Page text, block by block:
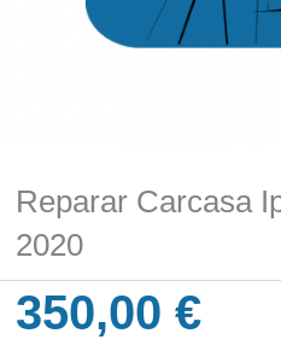
Reparar Carcasa
2020
350,00€